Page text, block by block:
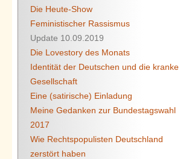
Die Heute-Show
Feministischer Rassismus
Update 10.09.2019
Die Lovestory des Monats
Identität der Deutschen und die kranke
Gesellschaft
Eine (satirische) Einladung
Meine Gedanken zur Bundestagswahl
2017
Wie Rechtspopulisten Deutschland
zerstört haben